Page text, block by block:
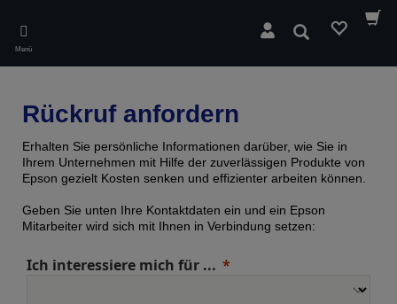
main
content
Menü
Suchen
Rückruf anfordern
Erhalten Sie persönliche Informationen darüber, wie Sie in
Ihrem Unternehmen mit Hilfe der zuverlässigen Produkte von
Epson gezielt Kosten senken und effizienter arbeiten können.
Geben Sie unten Ihre Kontaktdaten ein und ein Epson
Mitarbeiter wird sich mit Ihnen in Verbindung setzen:
Ich interessiere mich für ...